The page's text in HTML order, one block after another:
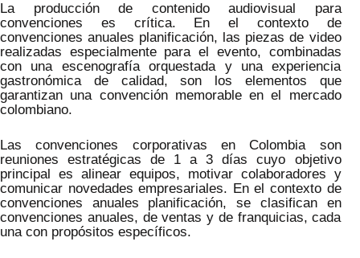
La producción de contenido audiovisual para
convenciones es crítica. En el contexto de
convenciones anuales planificación, las piezas de video
realizadas especialmente para el evento, combinadas
con una escenografía orquestada y una experiencia
gastronómica de calidad, son los elementos que
garantizan una convención memorable en el mercado
colombiano.
Las convenciones corporativas en Colombia son
reuniones estratégicas de 1 a 3 días cuyo objetivo
principal es alinear equipos, motivar colaboradores y
comunicar novedades empresariales. En el contexto de
convenciones anuales planificación, se clasifican en
convenciones anuales, de ventas y de franquicias, cada
una con propósitos específicos.